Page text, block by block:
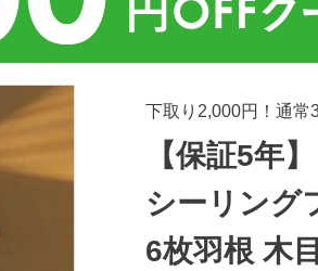
下取り2,000円！通常
【保証5年
シーリング
6枚羽根 木